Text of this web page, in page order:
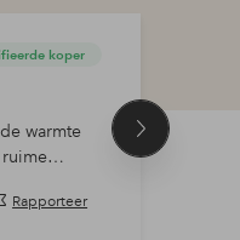
koper
warmte
Rapporteer
Volgend